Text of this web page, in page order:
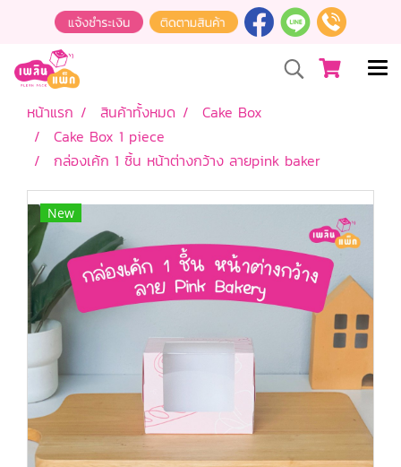
หน้าแรก สินค้าทั้งหมด
Cake Box
Cake Box 1 piece
กล่องเค้ก 1 ชิ้น หน้าต่างกว้าง ลายpink baker
New